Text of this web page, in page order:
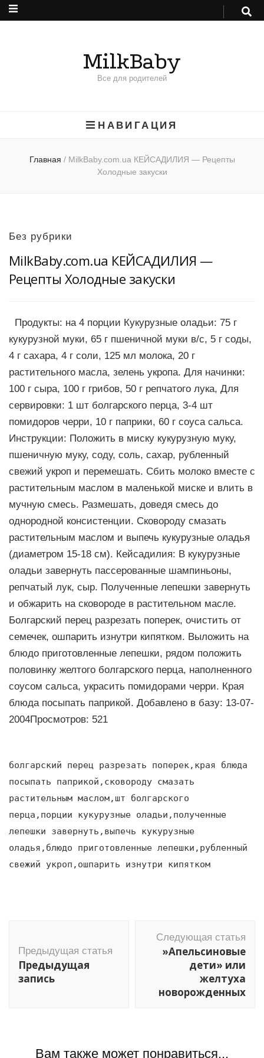
MilkBaby
Все для родителей
НАВИГАЦИЯ
Главная / MilkBaby.com.ua КЕЙСАДИЛИЯ — Рецепты
Холодные закуски
Без рубрики
MilkBaby.com.ua КЕЙСАДИЛИЯ —
Рецепты Холодные закуски
Продукты: на 4 порции Кукурузные оладьи: 75 г
кукурузной муки, 65 г пшеничной муки в/с, 5 г соды,
4 г сахара, 4 г соли, 125 мл молока, 20 г
растительного масла, зелень укропа. Для начинки:
100 г сыра, 100 г грибов, 50 г репчатого лука, Для
сервировки: 1 шт болгарского перца, 3-4 шт
помидоров черри, 10 г паприки, 60 г соуса сальса.
Инструкции: Положить в миску кукурузную муку,
пшеничную муку, соду, соль, сахар, рубленный
свежий укроп и перемешать. Сбить молоко вместе с
растительным маслом в маленькой миске и влить в
мучную смесь. Размешать, доведя смесь до
однородной консистенции. Сковороду смазать
растительным маслом и выпечь кукурузные оладья
(диаметром 15-18 см). Кейсадилия: В кукурузные
оладьи завернуть пассерованные шампиньоны,
репчатый лук, сыр. Полученные лепешки завернуть
и обжарить на сковороде в растительном масле.
Болгарский перец разрезать поперек, очистить от
семечек, ошпарить изнутри кипятком. Выложить на
блюдо приготовленные лепешки, рядом положить
половинку желтого болгарского перца, наполненного
соусом сальса, украсить помидорами черри. Края
блюда посыпать паприкой. Добавлено в базу: 13-07-
2004Просмотров: 521
болгарский перец разрезать поперек,края блюда
посыпать паприкой,сковороду смазать
растительным маслом,шт болгарского
перца,порции кукурузные оладьи,полученные
лепешки завернуть,выпечь кукурузные
оладья,блюдо приготовленные лепешки,рубленный
свежий укроп,ошпарить изнутри кипятком
по
записям
Предыдущая статья
Предыдущая
запись
Следующая статья
»Апельсиновые
дети» или
желтуха
новорожденных
Вам также может понравиться...